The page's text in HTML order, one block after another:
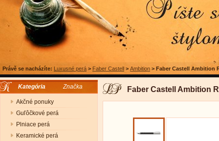
Právě se nacházíte: Luxusné perá > Faber Castell > Ambition > Faber Castell Ambition
Kategória Značka
Akčné ponuky
Guľôčkové perá
Plniace perá
Keramické perá
Faber Castell Ambition